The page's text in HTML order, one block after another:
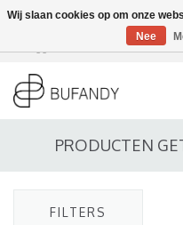
DE / EN
PRODUCTEN
FILTERS
Wij slaan cookies op om onze
Nee